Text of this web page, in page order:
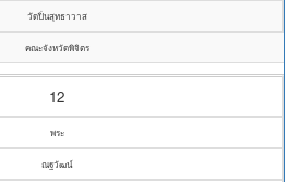
วัดปิ่นสุทธาวาส
คณะจังหวัดพิจิตร
12
พระ
ณฐวัฒน์